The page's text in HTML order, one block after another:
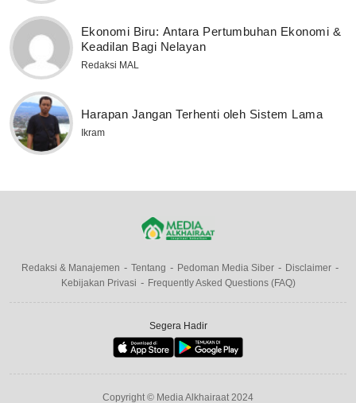
Ekonomi Biru: Antara Pertumbuhan Ekonomi &
Keadilan Bagi Nelayan
Redaksi MAL
Harapan Jangan Terhenti oleh Sistem Lama
Ikram
Redaksi & Manajemen Tentang Pedoman Media Siber
Disclaimer
Kebijakan Privasi
Frequently Asked Questions (FAQ)
Segera Hadir
Copyright © Media Alkhairaat 2024